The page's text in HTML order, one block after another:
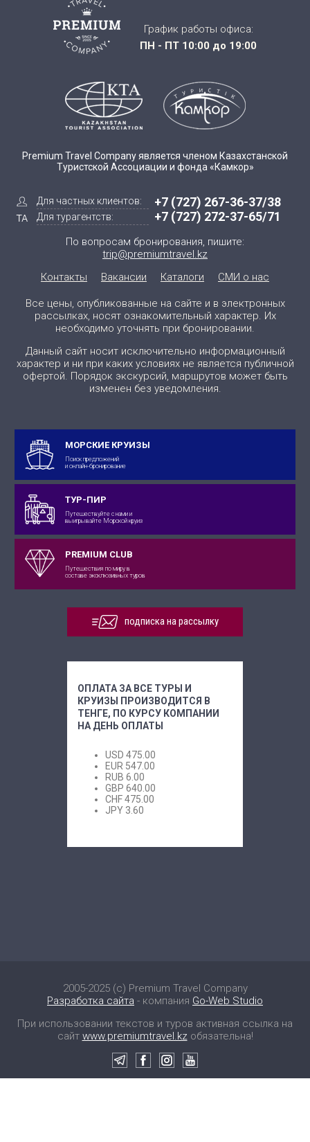
График работы офиса:
ПН - ПТ 10:00 до 19:00
Premium Travel Company является членом Казахстанской
Туристской Ассоциации и фонда «Камкор»
Для частных клиентов:
Для турагентств:
+7 (727) 267-36-37/38
+7 (727) 272-37-65/71
По вопросам бронирования, пишите:
trip@premiumtravel.kz
Контакты
Вакансии Каталоги СМИ о нас
Все цены, опубликованные на сайте и в электронных
рассылках, носят ознакомительный характер. Их
необходимо уточнять при бронировании.
Данный сайт носит исключительно информационный
характер и ни при каких условиях не является публичной
офертой. Порядок экскурсий, маршрутов может быть
изменен без уведомления.
МОРСКИЕ КРУИЗЫ
Поиск предложений
и онлайн-бронирование
ТУР-ПИР
Путешествуйте с нами и
выигрывайте Морской круиз
PREMIUM CLUB
Путешествия по миру в
составе эксклюзивных туров
подписка на рассылку
ОПЛАТА ЗА ВСЕ ТУРЫ И
КРУИЗЫ ПРОИЗВОДИТСЯ В
ТЕНГЕ, ПО КУРСУ КОМПАНИИ
НА ДЕНЬ ОПЛАТЫ
USD 475.00
EUR 547.00
RUB 6.00
GBP 640.00
CHF475.00
JPY 3.60
2005-2025 (c) Premium Travel Company
Разработка сайта - компания Go-Web Studio
При использовании текстов и туров активная ссылка на
сайт www.premiumtravel.kzобязательна!